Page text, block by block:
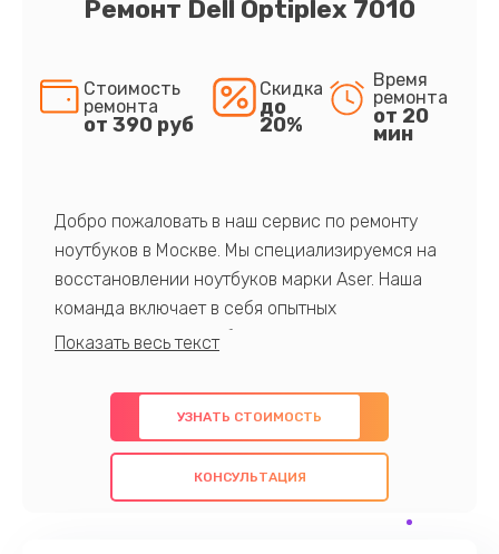
Ремонт Dell Optiplex 7010
Стоимость
ремонта
от 390 руб
Скидка
до
20%
Время
ремонта
от 20
мин
Добро пожаловать в наш сервис по ремонту
ноутбуков в Москве. Мы специализируемся на
восстановлении ноутбуков марки Aser. Наша
команда включает в себя опытных
профессионалов с обширными знаниями и
предлагаем быстрый и качественный ремонт с
использованием оригинальных компонентов, а
также гарантируем качество всех
проведенных работ. Наша цель - предоставить
УЗНАТЬ СТОИМОСТЬ
КОНСУЛЬТАЦИЯ